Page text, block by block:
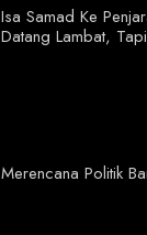
Isa Samad Ke
Datang Lambat,
Merencana Politik